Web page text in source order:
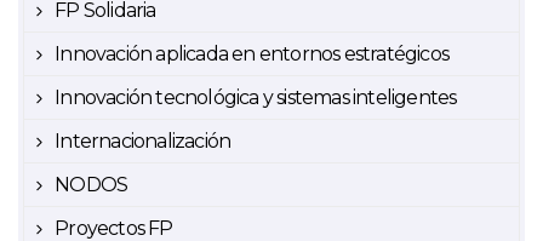
FP Solidaria
Innovación aplicada en entornos estratégicos
Innovación tecnológica y sistemas inteligentes
Internacionalización
NODOS
Proyectos FP